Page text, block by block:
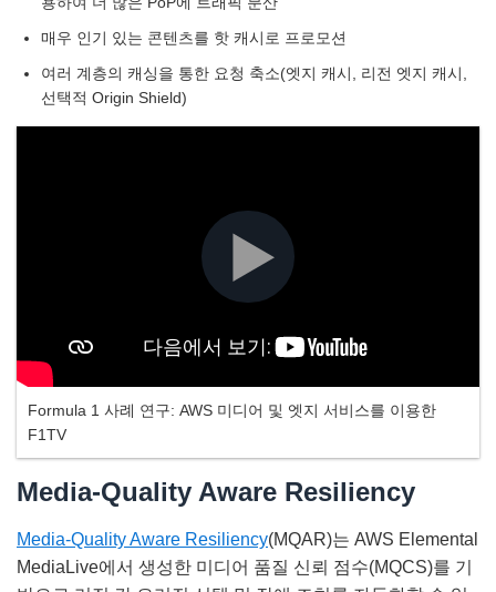
매우 인기 있는 콘텐츠를 핫 캐시로 프로모션
여러 계층의 캐싱을 통한 요청 축소(엣지 캐시, 리전 엣지 캐시,
선택적 Origin Shield)
Formula 1 사례 연구: AWS 미디어 및 엣지 서비스를 이용한
F1TV
Media-Quality Aware Resiliency
Media-Quality Aware Resiliency(MQAR)는 AWS Elemental
MediaLive에서 생성한 미디어 품질 신뢰 점수(MQCS)를 기